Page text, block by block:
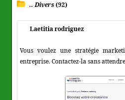
.. Divers(92)
Laetitia rodriguez
Vous voulez une stratégie
entreprise. Contactez-la sans